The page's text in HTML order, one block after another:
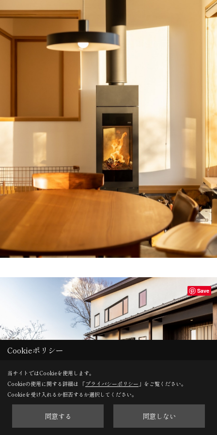
Save
Cookieポリシー
当サイトではCookieを使用します。
Cookieの使用に関する詳細は 「プライバシーポリシー 」をご覧ください。
Cookieを受け入れるか拒否するか選択してください。
同意する 同意しない